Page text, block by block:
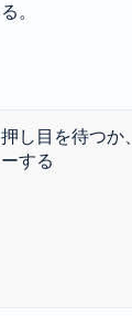
る。
押し目を待つか
ーする